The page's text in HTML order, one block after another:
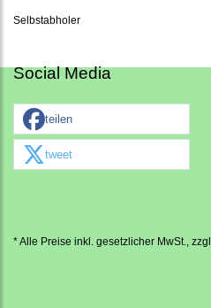
Selbstabholer
Social Media
teilen
tweet
* Alle Preise inkl. gesetzlicher MwSt., zzgl.